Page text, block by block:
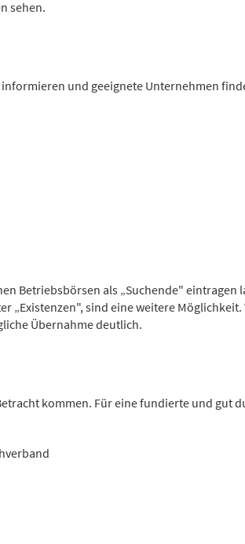
sehen.
und geeignete Unternehmen
Betriebsbörsen als „Suchende" eintragen
sind eine weitere Möglichkeit.
Übernahme deutlich.
kommen. Für eine fundierte und gut